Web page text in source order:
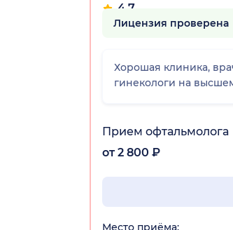
4.7
183 отзыва
Лицензия проверена
Хорошая клиника,
гинекологи на
Прием офтальмолога
от 2 800 ₽
Место приёма: